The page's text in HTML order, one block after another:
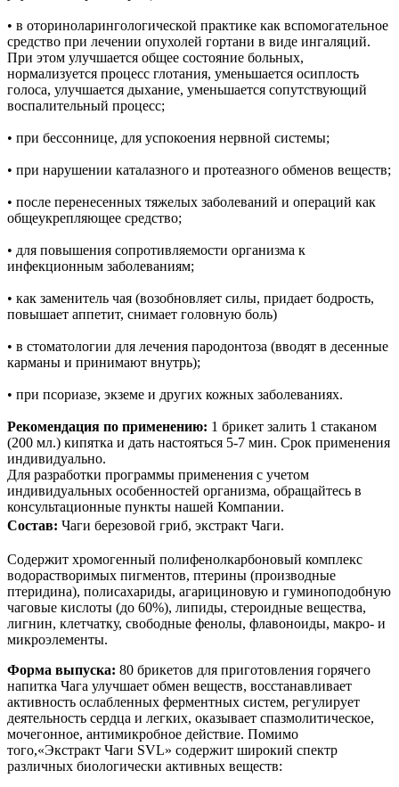
• в оториноларингологической практике как вспомогательное
средство при лечении опухолей гортани в виде ингаляций.
При этом улучшается общее состояние больных,
нормализуется процесс глотания, уменьшается осиплость
голоса, улучшается дыхание, уменьшается сопутствующий
воспалительный процесс;
• при бессоннице, для успокоения нервной системы;
• при нарушении каталазного и протеазного обменов веществ;
• после перенесенных тяжелых заболеваний и операций как
общеукрепляющее средство;
• для повышения сопротивляемости организма к
инфекционным заболеваниям;
• как заменитель чая (возобновляет силы, придает бодрость,
повышает аппетит, снимает головную боль)
• в стоматологии для лечения пародонтоза (вводят в десенные
карманы и принимают внутрь);
• при псориазе, экземе и других кожных заболеваниях.
Рекомендация по применению: 1 брикет залить 1 стаканом
(200 мл.) кипятка и дать настояться 5-7 мин. Срок применения
индивидуально.
Для разработки программы применения с учетом
индивидуальных особенностей организма, обращайтесь в
консультационные пункты нашей Компании.
Состав: Чаги березовой гриб, экстракт Чаги.
Содержит хромогенный полифенолкарбоновый комплекс
водорастворимых пигментов, птерины (производные
птеридина), полисахариды, агарициновую и гуминоподобную
чаговые кислоты (до 60%), липиды, стероидные вещества,
лигнин, клетчатку, свободные фенолы, флавоноиды, макро- и
микроэлементы.
Форма выпуска: 80 брикетов для приготовления горячего
напитка Чага улучшает обмен веществ, восстанавливает
активность ослабленных ферментных систем, регулирует
деятельность сердца и легких, оказывает спазмолитическое,
мочегонное, антимикробное действие. Помимо
того,«Экстракт Чаги SVL» содержит широкий спектр
различных биологически активных веществ: